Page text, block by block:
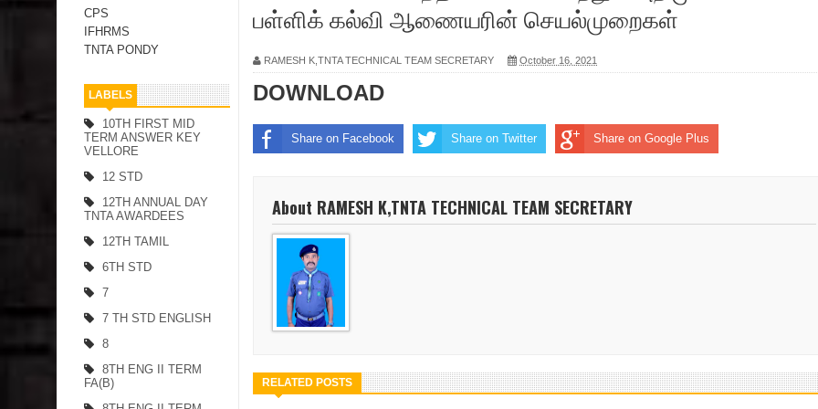
CPS
IFHRMS
TNTA PONDY
LABELS
10TH FIRST MID
TERM ANSWER KEY
VELLORE
12 STD
12TH ANNUAL DAY
TNTA AWARDEES
12TH TAMIL
6TH STD
7
7 TH STD ENGLISH
8
8TH ENG II TERM
FA(B)
பள்ளிக் கல்வி ஆணையரின் செயல்முறைகள்
RAMESH K,TNTA TECHNICAL TEAM SECRETARY October 16, 2021
DOWNLOAD
Share on Facebook Share on Twitter Share on Google Plus
About RAMESH K,TNTA TECHNICAL TEAM SECRETARY
RELATED POSTS